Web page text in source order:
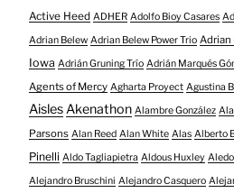
Active Heed ADHER Adolfo Bioy Casares
Adrian Belew Adrian Belew Power Trio Adrian
Iowa Adrián Gruning Trío Adrián Marqués
Agents of Mercy Agharta Proyect Agustina
AislesAkenathon Alambre González
Parsons Alan Reed Alan White Alas Alberto
Pinelli Aldo Tagliapietra Aldous Huxley
Alejandro Bruschini Alejandro Casquero